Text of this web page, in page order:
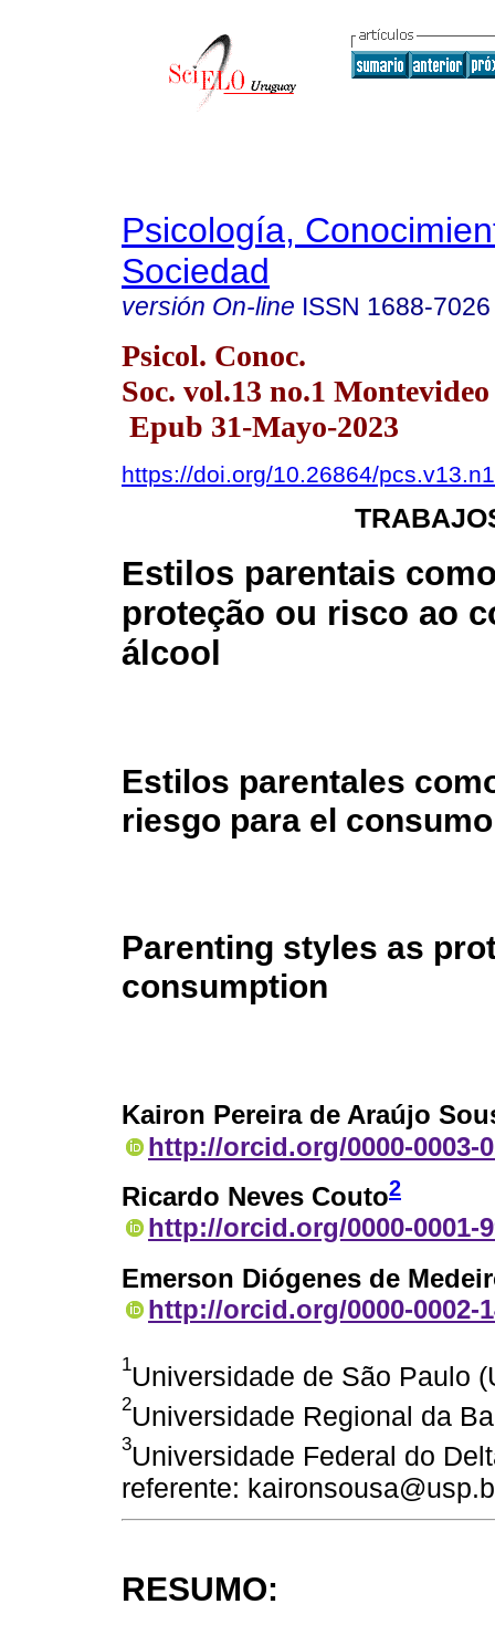
Psicología,
Sociedad
versión On-line ISSN 1688-7026
Psicol. Conoc.
Soc. vol.13 no.1
Epub 31-Mayo-2023
https://doi.org/10.26864/
Estilos parentais
proteção ou risco ao
álcool
Estilos parentales
riesgo para el
Parenting styles as
consumption
Kairon Pereira de Araújo
http://orcid.org/0000-0003-
Ricardo Neves Couto2
http://orcid.org/0000-0001-
Emerson Diógenes de
http://orcid.org/0000-0002-
1Universidade de São Paulo
2Universidade Regional da
3Universidade Federal do
referente:
RESUMO: